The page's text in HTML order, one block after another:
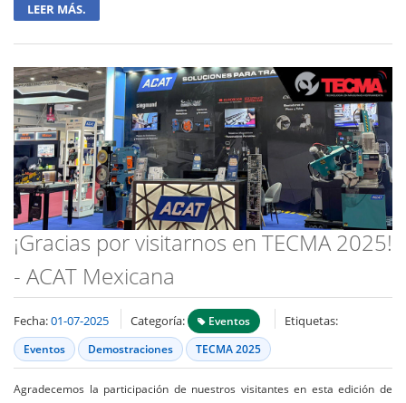
LEER MÁS.
¡Gracias por visitarnos en TECMA 2025!
- ACAT Mexicana
Fecha:01-07-2025 Categoría: Eventos Etiquetas:
Eventos Demostraciones TECMA 2025
Agradecemos la participación de nuestros visitantes en esta edición de